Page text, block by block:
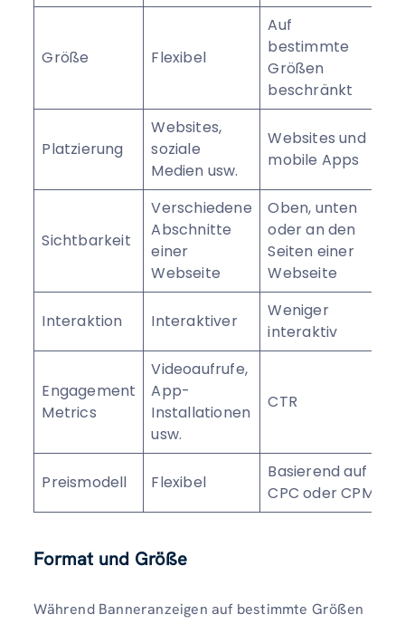
Größe Flexibel
Auf
bestimmte
Größen
beschränkt
Platzierung
Websites,
soziale
Medien usw.
Websites und
mobile Apps
Sichtbarkeit
Verschiedene
Abschnitte
einer
Webseite
Oben, unten
oder an den
Seiten einer
Webseite
Interaktion Interaktiver
Weniger
interaktiv
Engagement
Metrics
Videoaufrufe,
App-
Installationen
usw.
CTR
Preismodell Flexibel
Basierend auf
CPC oder CPM
Format und Größe
Während Banneranzeigen auf bestimmte Größen